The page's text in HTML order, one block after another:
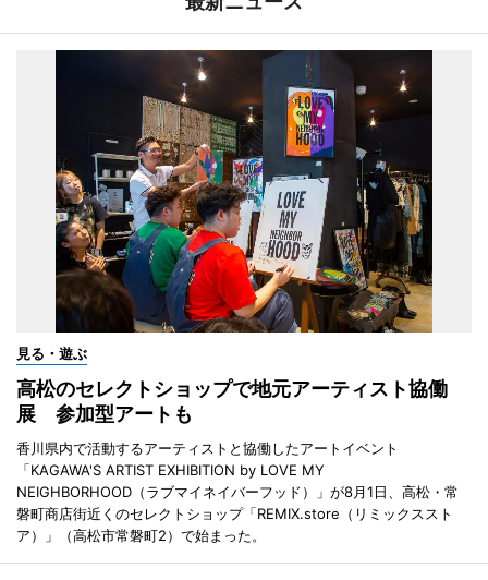
見る・遊ぶ
高松のセレクトショップで地元アーティスト協働
展 参加型アートも
香川県内で活動するアーティストと協働したアートイベント
「KAGAWA'S ARTIST EXHIBITION by LOVE MY
NEIGHBORHOOD（ラブマイネイバーフッド）」が8月1日、高松・常
磐町商店街近くのセレクトショップ「REMIX.store（リミックススト
ア）」（高松市常磐町2）で始まった。